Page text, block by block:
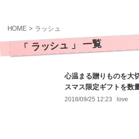
HOME > ラッシュ
「 ラッシュ 」 一覧
心温まる贈りものを大
スマス限定ギフトを数
2018/09/25 12:23 love